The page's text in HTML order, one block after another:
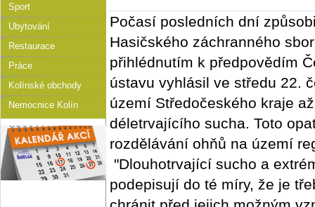
Sport
Ubytování
Restaurace
Práce
Kolínské obchody
Nemocnice Kolín
Počasí posledních dní
Hasičského záchranného
přihlédnutím k předpovědím
ústavu vyhlásil ve středu 22.
území Středočeského kraje
déletrvajícího sucha. Toto
rozdělávání ohňů na území
"Dlouhotrvající sucho a
podepisují do té míry, že je